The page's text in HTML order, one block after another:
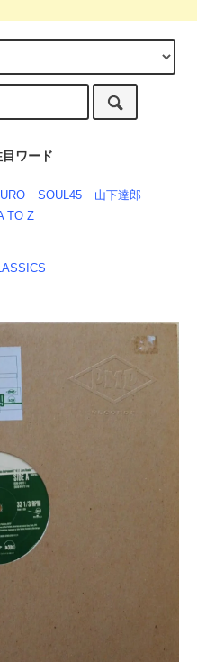
ワード
SOUL45
山下達郎
TO Z